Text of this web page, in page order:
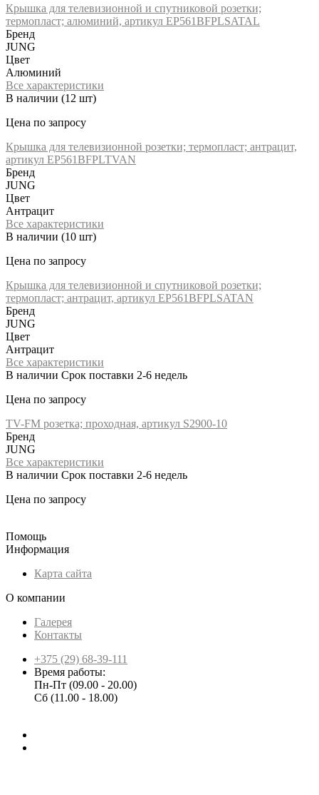
Крышка для телевизионной и спутниковой розетки;
термопласт; алюминий, артикул EP561BFPLSATAL
Бренд
JUNG
Цвет
Алюминий
Все характеристики
В наличии (12 шт)
Цена по запросу
Крышка для телевизионной розетки; термопласт; антрацит,
артикул EP561BFPLTVAN
Бренд
JUNG
Цвет
Антрацит
Все характеристики
В наличии (10 шт)
Цена по запросу
Крышка для телевизионной и спутниковой розетки;
термопласт; антрацит, артикул EP561BFPLSATAN
Бренд
JUNG
Цвет
Антрацит
Все характеристики
В наличии Срок поставки 2-6 недель
Цена по запросу
TV-FM розетка; проходная, артикул S2900-10
Бренд
JUNG
Все характеристики
В наличии Срок поставки 2-6 недель
Цена по запросу
Помощь
Информация
Карта сайта
О компании
Галерея
Контакты
+375 (29) 68-39-111
Время работы:
Пн-Пт (09.00 - 20.00)
Сб (11.00 - 18.00)